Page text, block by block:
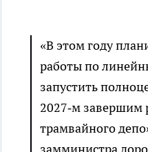
«В этом году
работы по
запустить
2027‑м завершим
трамвайного